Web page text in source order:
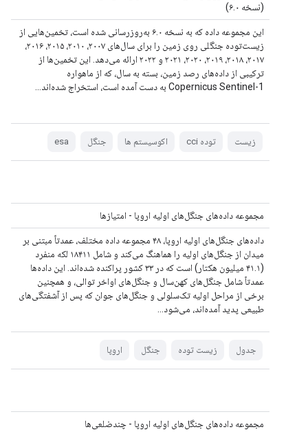
(نسخه ۶.۰)
این مجموعه داده که به نسخه ۶.۰ به‌روزرسانی شده است، تخمین‌هایی از
زیست‌توده جنگلی روی زمین را برای سال‌های ۲۰۰۷، ۲۰۱۰، ۲۰۱۵، ۲۰۱۶،
۲۰۱۷، ۲۰۱۸، ۲۰۱۹، ۲۰۲۰، ۲۰۲۱ و ۲۰۲۲ ارائه می‌دهد. این تخمین‌ها از
ترکیبی از داده‌های رصد زمین، بسته به سال، که از ماهواره
Copernicus Sentinel-1 به دست آمده است، استخراج شده‌اند...
زیست توده cci اکوسیستم ها جنگل esa
مجموعه داده‌های جنگل‌های اولیه اروپا - امتیازها
داده‌های جنگل‌های اولیه اروپا، ۴۸ مجموعه داده مختلف، عمدتاً مبتنی بر
میدان از جنگل‌های اولیه را هماهنگ می‌کند و شامل ۱۸۴۱۱ لکه منفرد
(۴۱.۱ میلیون هکتار) است که در ۳۳ کشور پراکنده شده‌اند. این داده‌ها
عمدتاً شامل جنگل‌های کهن‌سال و جنگل‌های اواخر توالی، و همچنین
برخی از مراحل اولیه تک‌سلولی و جنگل‌های جوان که پس از آشفتگی‌های
طبیعی پدید آمده‌اند، می‌شود...
جدول زیست توده جنگل اروپا
مجموعه داده‌های جنگل‌های اولیه اروپا - چندضلعی‌ها